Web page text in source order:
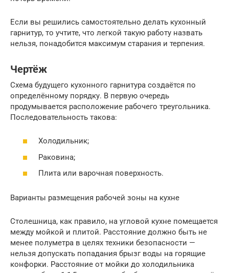
Если вы решились самостоятельно делать кухонный
гарнитур, то учтите, что легкой такую работу назвать
нельзя, понадобится максимум старания и терпения.
Чертёж
Схема будущего кухонного гарнитура создаётся по
определённому порядку. В первую очередь
продумывается расположение рабочего треугольника.
Последовательность такова:
Холодильник;
Раковина;
Плита или варочная поверхность.
Варианты размещения рабочей зоны на кухне
Столешница, как правило, на угловой кухне помещается
между мойкой и плитой. Расстояние должно быть не
менее полуметра в целях техники безопасности —
нельзя допускать попадания брызг воды на горящие
конфорки. Расстояние от мойки до холодильника